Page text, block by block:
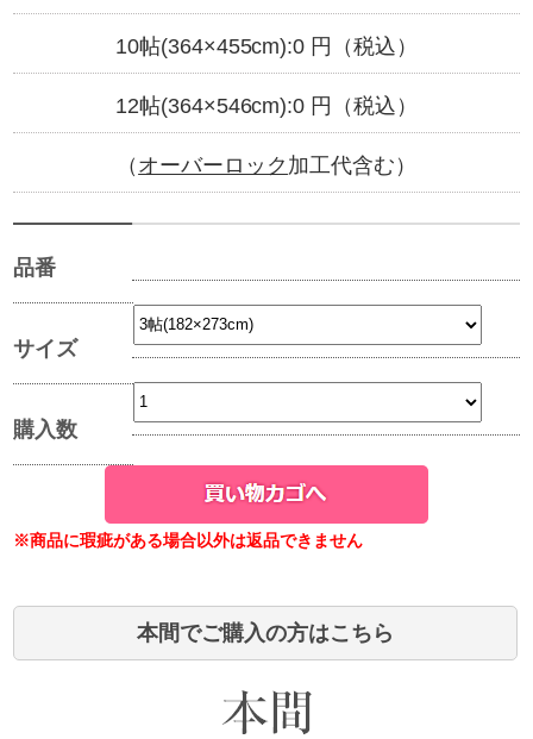
10帖(364×455cm):0 円（税込）
12帖(364×546cm):0 円（税込）
（ オーバーロック 加工代含む）
品番
サイズ
購入数
※商品に瑕疵がある場合以外は返品できません
本間でご購入の方はこちら